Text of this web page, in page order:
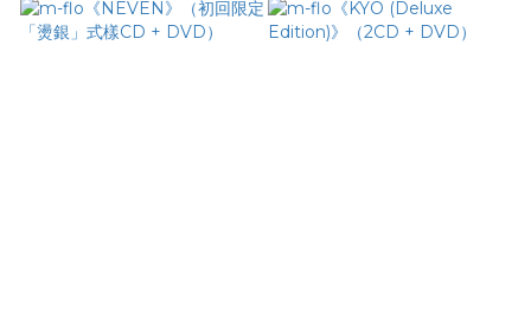
DEXPISTOLS、